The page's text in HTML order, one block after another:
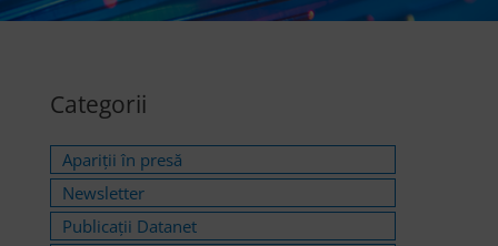
Categorii
Apariții în presă
Newsletter
Publicații Datanet